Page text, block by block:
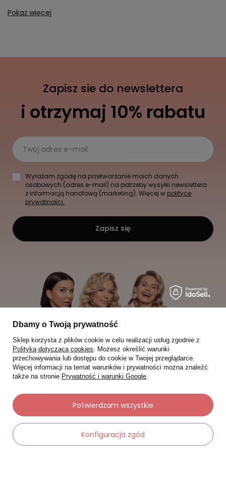
Pokaż więcej
Zapisz sie do newslettera
i otrzymaj 10% rabatu
Twój adres e-mail
Wyrażam zgodę na przetwarzanie moich danych
osobowych (adres e-mail) na potrzeby wysyłki newslettera
z informacją handlową (marketing). Więcej w polityce
prywatności.
Zapisz się
Moje zamówienia
Status zamówienia
Dbamy o Twoją prywatność
Sklep korzysta z plików cookie w celu realizacji usług zgodnie z
Polityką dotyczącą cookies. Możesz określić warunki
przechowywania lub dostępu do cookie w Twojej przeglądarce.
Więcej informacji na temat warunków i prywatności można znaleźć
także na stronie Prywatność i warunki Google.
Konfiguracja zgód
Potwierdzam wszystkie